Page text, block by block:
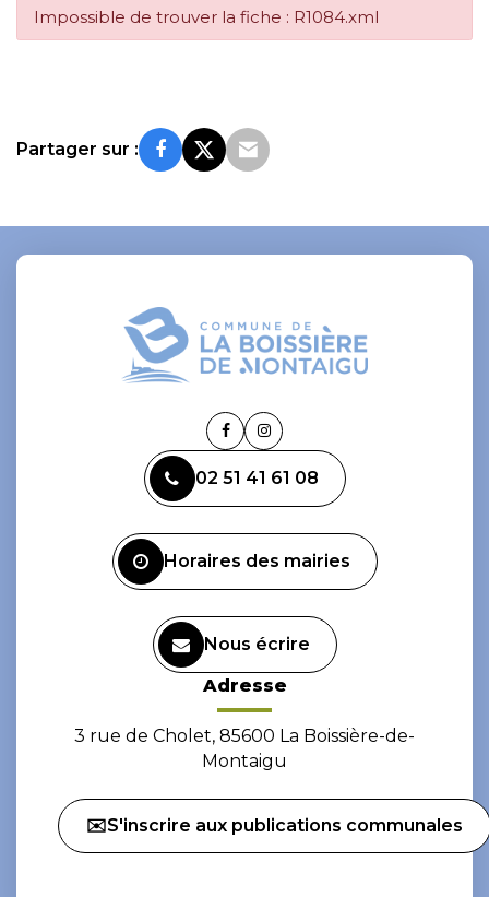
Impossible de trouver la fiche : R1084.xml
Partager sur :
Lien
le
compte
Lien
le
compte
02 51 41 61 08
Horaires des mairies
Nous écrire
Adresse
3 rue de Cholet, 85600 La Boissière-de-
Montaigu
✉️S'inscrire aux publications communales